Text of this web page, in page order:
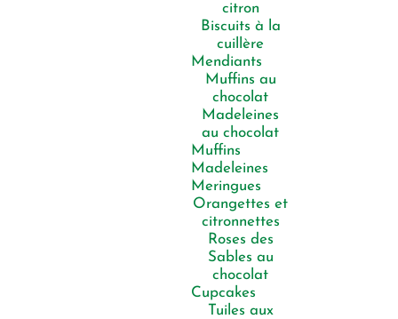
citron
Biscuits à la
cuillère
Mendiants
Muffins au
chocolat
Madeleines
au chocolat
Muffins
Madeleines
Meringues
Orangettes et
citronnettes
Roses des
Sables au
chocolat
Cupcakes
Tuiles aux